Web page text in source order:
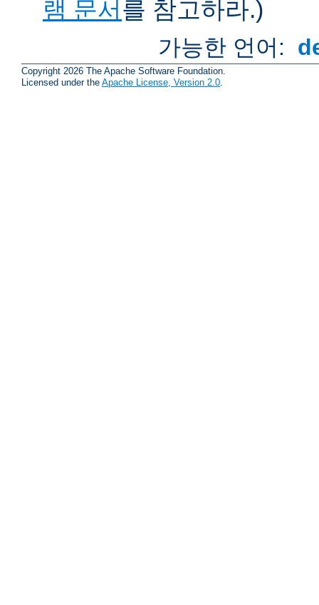
램 문서를 참고하라.)
가능한 언어:
Copyright 2026 The Apache Software Foundation.
Licensed under the Apache License, Version 2.0.